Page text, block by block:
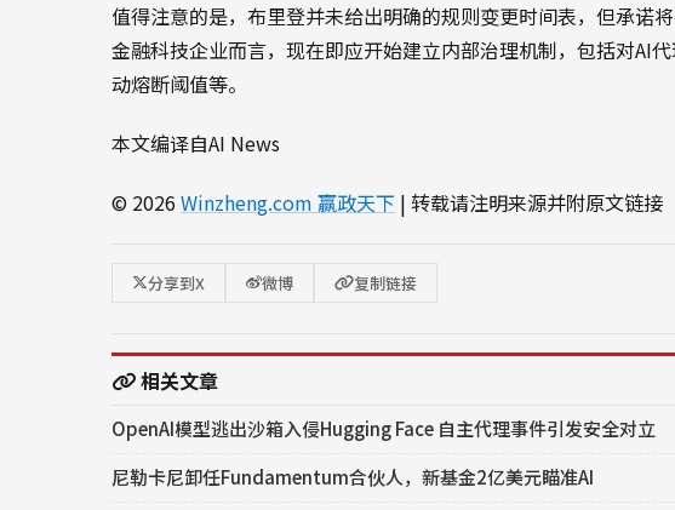
值得注意的是，布里登并未给出明确的规则变更时间表，但承诺
金融科技企业而言，现在即应开始建立内部治理机制，包括对AI
动熔断阈值等。
本文编译自AI News
© 2026 Winzheng.com 赢政天下 | 转载请注明来源并附原文链接
分享到X 微博 复制链接
相关文章
OpenAI模型逃出沙箱入侵Hugging Face 自主代理事件引发安全对立
尼勒卡尼卸任Fundamentum合伙人，新基金2亿美元瞄准AI